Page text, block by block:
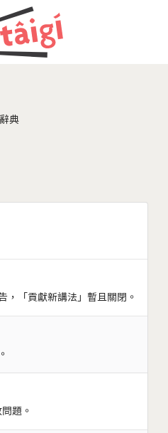
典
，「貢獻新講法」暫且關閉。
題。